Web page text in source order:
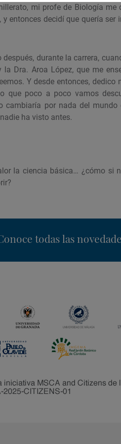
mi profe de Biología
y entonces decidí que quería
durante la carrera,
la Dra. Aroa López, que me
Y desde entonces,
que poco a poco vamos
cambiaría por nada del
ha visto antes.
la ciencia básica… ¿cómo si
todas las